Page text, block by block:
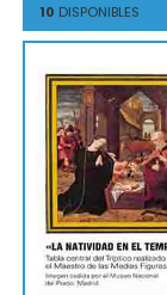
10 DISPONIBLES